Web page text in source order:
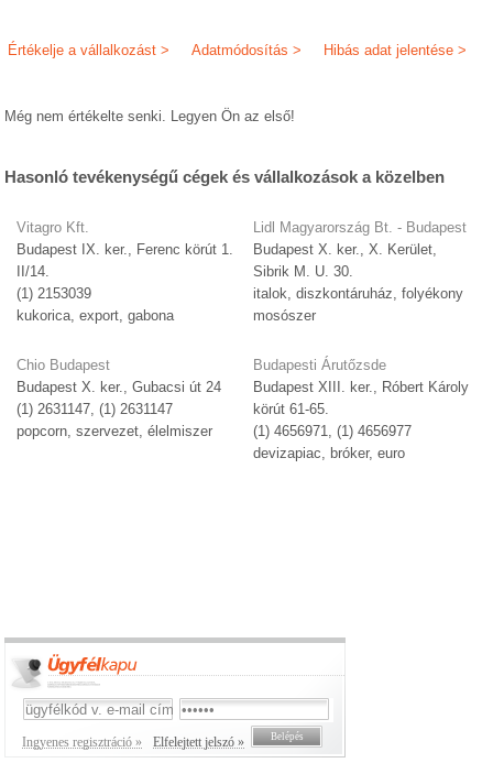
Hibás adat jelentése >
Adatmódosítás >
Értékelje a vállalkozást >
Még nem értékelte senki. Legyen Ön az első!
Hasonló tevékenységű cégek és vállalkozások a közelben
Vitagro Kft.
Budapest IX. ker., Ferenc körút 1.
II/14.
(1) 2153039
kukorica, export, gabona
Chio Budapest
Budapest X. ker., Gubacsi út 24
(1) 2631147, (1) 2631147
popcorn, szervezet, élelmiszer
Lidl Magyarország Bt. - Budapest
Budapest X. ker., X. Kerület,
Sibrik M. U. 30.
italok, diszkontáruház, folyékony
mosószer
Budapesti Árutőzsde
Budapest XIII. ker., Róbert Károly
körút 61-65.
(1) 4656971, (1) 4656977
devizapiac, bróker, euro
Ingyenes regisztráció » Elfelejtett jelszó »